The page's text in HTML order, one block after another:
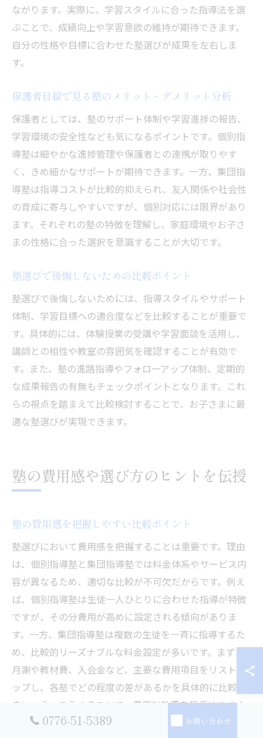
ながります。実際に、学習スタイルに合った指導法を選
ぶことで、成績向上や学習意欲の維持が期待できます。
自分の性格や目標に合わせた塾選びが成果を左右しま
す。
保護者目線で見る塾のメリット・デメリット分析
保護者としては、塾のサポート体制や学習進捗の報告、
学習環境の安全性なども気になるポイントです。個別指
導塾は細やかな進捗管理や保護者との連携が取りやす
く、きめ細かなサポートが期待できます。一方、集団指
導塾は指導コストが比較的抑えられ、友人関係や社会性
の育成に寄与しやすいですが、個別対応には限界があり
ます。それぞれの塾の特徴を理解し、家庭環境やお子さ
まの性格に合った選択を意識することが大切です。
塾選びで後悔しないための比較ポイント
塾選びで後悔しないためには、指導スタイルやサポート
体制、学習目標への適合度などを比較することが重要で
す。具体的には、体験授業の受講や学習面談を活用し、
講師との相性や教室の雰囲気を確認することが有効で
す。また、塾の進路指導やフォローアップ体制、定期的
な成果報告の有無もチェックポイントとなります。これ
らの視点を踏まえて比較検討することで、お子さまに最
適な塾選びが実現できます。
塾の費用感や選び方のヒントを伝授
塾の費用感を把握しやすい比較ポイント
塾選びにおいて費用感を把握することは重要です。理由
は、個別指導塾と集団指導塾では料金体系やサービス内
容が異なるため、適切な比較が不可欠だからです。例え
ば、個別指導塾は生徒一人ひとりに合わせた指導が特徴
ですが、その分費用が高めに設定される傾向がありま
す。一方、集団指導塾は複数の生徒を一斉に指導するた
め、比較的リーズナブルな料金設定が多いです。まずは
月謝や教材費、入会金など、主要な費用項目をリストア
ップし、各塾でどの程度の差があるかを具体的に比較し
ましょう。こうすることで、費用対効果を見極めやすく
なります。0776-51-5389 お問い合わせ